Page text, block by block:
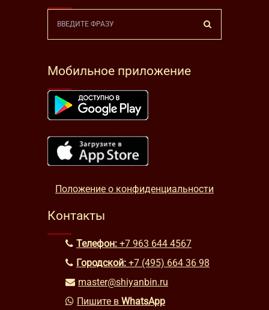
Мобильное приложение
Положение о конфиденциальности
Контакты
Телефон: +7 963 644 4567
Городской: +7 (495) 664 36 98
master@shiyanbin.ru
Пишите в WhatsApp